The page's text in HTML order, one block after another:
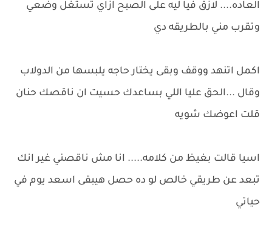
العاده.... لازق فيا ليه على الصبح ازاي تستغل وضعي
وتقرب مني بالطريقه دي
اكمل اتنهد ووقف وبقى يختار حاجه يلبسها من الدولاب
وقال ...الحق عليا اللي بساعدك حسيت ان ناقصك حنان
قلت اعوضك شويه
اسيا قالت بغيظ من كلامه..... انا مش ناقصني غير انك
تبعد عن طريقي خالص لو ده حصل هيبقى اسعد يوم في
حياتي